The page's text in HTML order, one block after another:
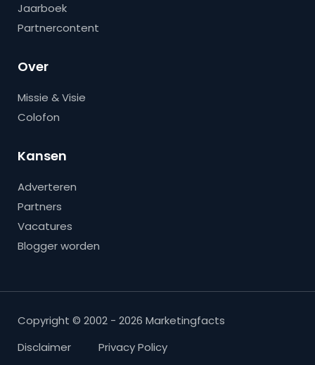
Jaarboek
Partnercontent
Over
Missie & Visie
Colofon
Kansen
Adverteren
Partners
Vacatures
Blogger worden
Copyright © 2002 - 2026 Marketingfacts
Disclaimer
Privacy Policy